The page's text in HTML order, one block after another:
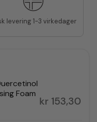
levering 1-3 virkedager
Foam
kr 153,30